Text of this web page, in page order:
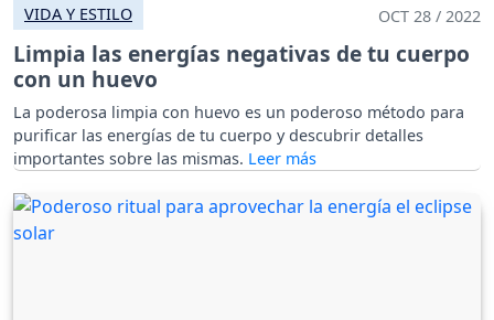
VIDA Y ESTILO OCT 28 / 2022
Limpia las energías negativas de tu cuerpo
con un huevo
La poderosa limpia con huevo es un poderoso método para
purificar las energías de tu cuerpo y descubrir detalles
importantes sobre las mismas.